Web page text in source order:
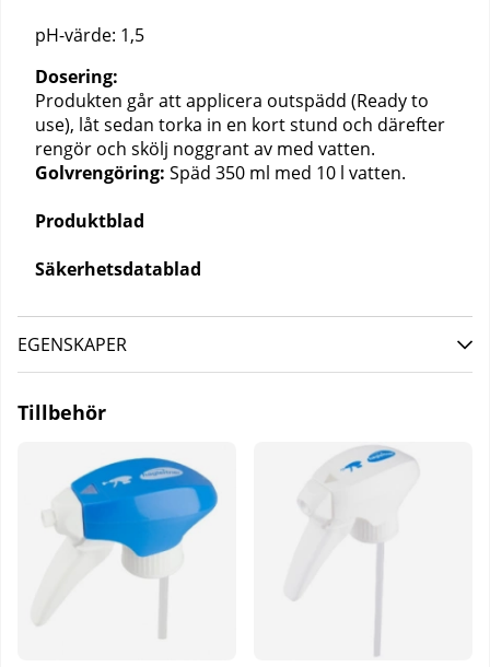
pH-värde: 1,5
Dosering:
Produkten går att applicera outspädd (Ready to
use), låt sedan torka in en kort stund och därefter
rengör och skölj noggrant av med vatten.
Golvrengöring: Späd 350 ml med 10 l vatten.
Produktblad
Säkerhetsdatablad
EGENSKAPER
Tillbehör